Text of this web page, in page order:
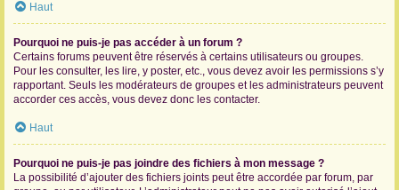
Haut
Pourquoi ne puis-je pas accéder à un forum ?
Certains forums peuvent être réservés à certains utilisateurs ou groupes.
Pour les consulter, les lire, y poster, etc., vous devez avoir les permissions s’y
rapportant. Seuls les modérateurs de groupes et les administrateurs peuvent
accorder ces accès, vous devez donc les contacter.
Haut
Pourquoi ne puis-je pas joindre des fichiers à mon message ?
La possibilité d’ajouter des fichiers joints peut être accordée par forum, par